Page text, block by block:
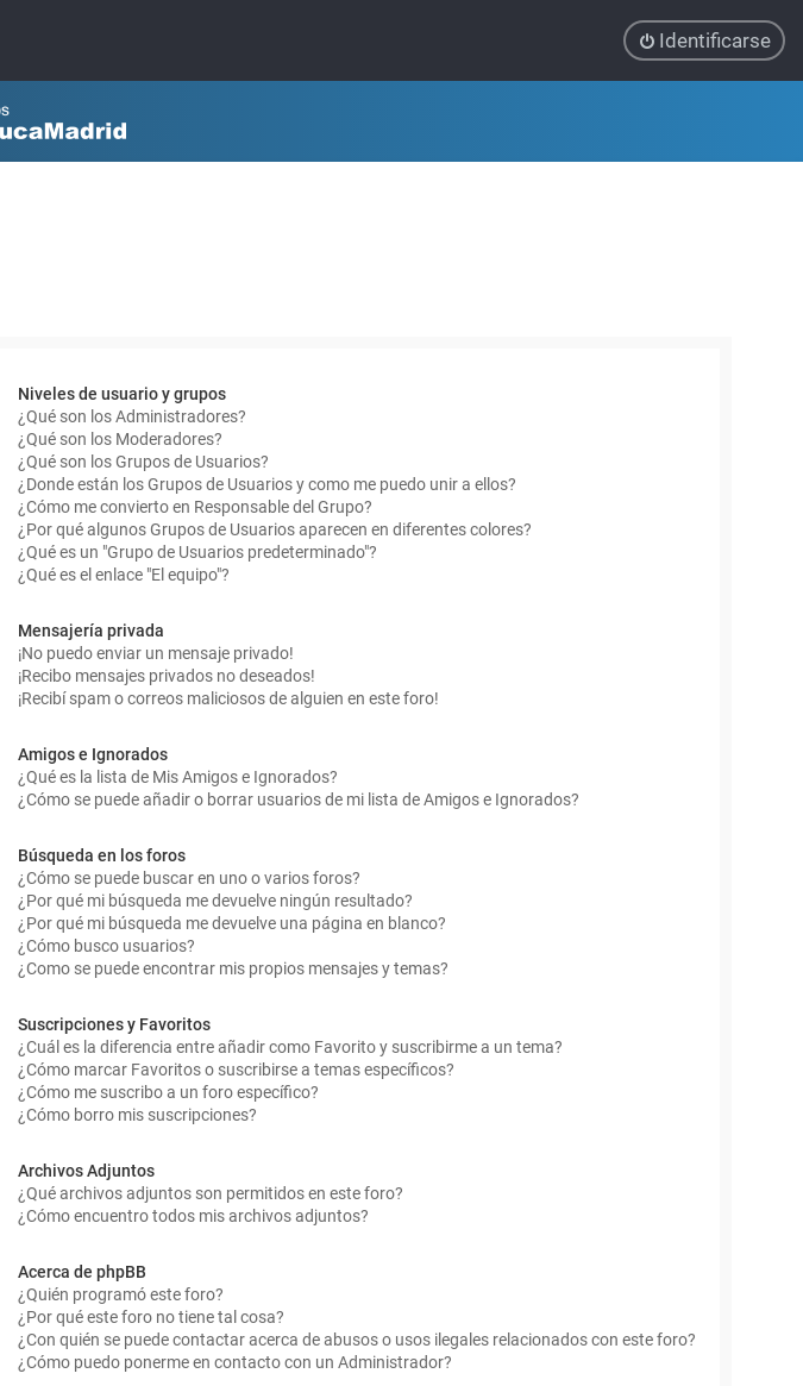
Identificarse
Niveles de usuario y grupos
¿Qué son los Administradores?
¿Qué son los Moderadores?
¿Qué son los Grupos de Usuarios?
¿Donde están los Grupos de Usuarios y como me puedo unir a ellos?
¿Cómo me convierto en Responsable del Grupo?
¿Por qué algunos Grupos de Usuarios aparecen en diferentes colores?
¿Qué es un "Grupo de Usuarios predeterminado"?
¿Qué es el enlace "El equipo"?
Mensajería privada
¡No puedo enviar un mensaje privado!
¡Recibo mensajes privados no deseados!
¡Recibí spam o correos maliciosos de alguien en este foro!
Amigos e Ignorados
¿Qué es la lista de Mis Amigos e Ignorados?
¿Cómo se puede añadir o borrar usuarios de mi lista de Amigos e Ignorados?
Búsqueda en los foros
¿Cómo se puede buscar en uno o varios foros?
¿Por qué mi búsqueda me devuelve ningún resultado?
¿Por qué mi búsqueda me devuelve una página en blanco?
¿Cómo busco usuarios?
¿Como se puede encontrar mis propios mensajes y temas?
Suscripciones y Favoritos
¿Cuál es la diferencia entre añadir como Favorito y suscribirme a un tema?
¿Cómo marcar Favoritos o suscribirse a temas específicos?
¿Cómo me suscribo a un foro específico?
¿Cómo borro mis suscripciones?
Archivos Adjuntos
¿Qué archivos adjuntos son permitidos en este foro?
¿Cómo encuentro todos mis archivos adjuntos?
Acerca de phpBB
¿Quién programó este foro?
¿Por qué este foro no tiene tal cosa?
¿Con quién se puede contactar acerca de abusos o usos ilegales relacionados con este foro?
¿Cómo puedo ponerme en contacto con un Administrador?